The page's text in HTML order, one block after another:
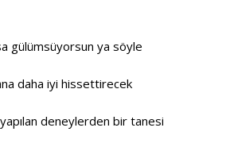
gülümsüyorsun ya söyle
daha iyi hissettirecek
deneylerden bir tanesi